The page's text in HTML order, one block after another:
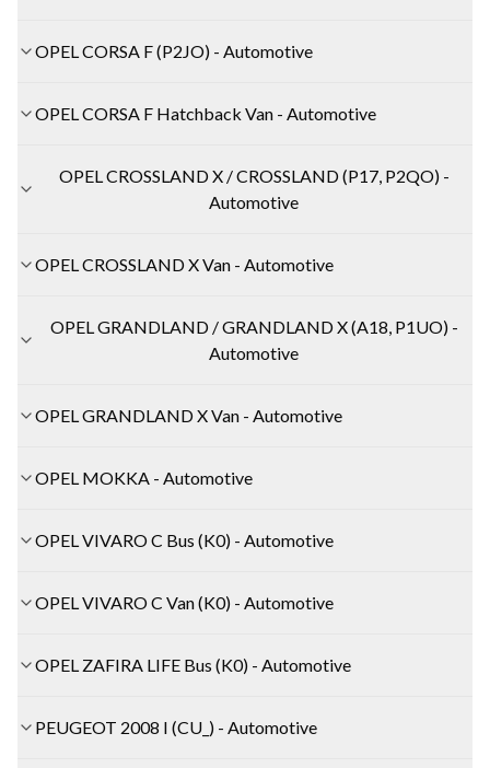
OPEL CORSA F (P2JO) - Automotive
OPEL CORSA F Hatchback Van - Automotive
OPEL CROSSLAND X / CROSSLAND (P17, P2QO) -
Automotive
OPEL CROSSLAND X Van - Automotive
OPEL GRANDLAND / GRANDLAND X (A18, P1UO) -
Automotive
OPEL GRANDLAND X Van - Automotive
OPEL MOKKA - Automotive
OPEL VIVARO C Bus (K0) - Automotive
OPEL VIVARO C Van (K0) - Automotive
OPEL ZAFIRA LIFE Bus (K0) - Automotive
PEUGEOT 2008 I (CU_) - Automotive